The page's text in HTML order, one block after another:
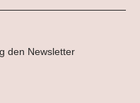
zu den vom SNF
den Newsletter